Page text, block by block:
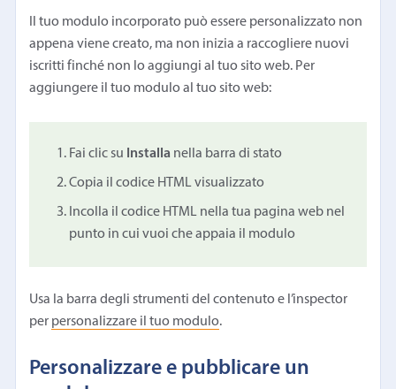
Il tuo modulo incorporato può essere personalizzato non
appena viene creato, ma non inizia a raccogliere nuovi
iscritti finché non lo aggiungi al tuo sito web. Per
aggiungere il tuo modulo al tuo sito web:
Fai clic su Installa nella barra di stato
Copia il codice HTML visualizzato
Incolla il codice HTML nella tua pagina web nel
punto in cui vuoi che appaia il modulo
Usa la barra degli strumenti del contenuto e l’inspector
per personalizzare il tuo modulo.
Personalizzare e pubblicare un